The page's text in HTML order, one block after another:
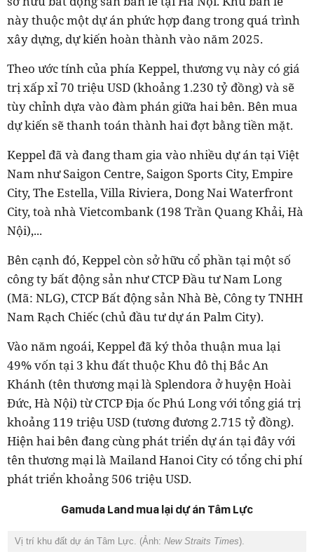
này thuộc một dự án phức hợp đang trong quá trình
xây dựng, dự kiến hoàn thành vào năm 2025.
Theo ước tính của phía Keppel, thương vụ này có giá
trị xấp xỉ 70 triệu USD (khoảng 1.230 tỷ đồng) và sẽ
tùy chỉnh dựa vào đàm phán giữa hai bên. Bên mua
dự kiến sẽ thanh toán thành hai đợt bằng tiền mặt.
Keppel đã và đang tham gia vào nhiều dự án tại Việt
Nam như Saigon Centre, Saigon Sports City, Empire
City, The Estella, Villa Riviera, Dong Nai Waterfront
City, toà nhà Vietcombank (198 Trần Quang Khải, Hà
Nội),...
Bên cạnh đó, Keppel còn sở hữu cổ phần tại một số
công ty bất động sản như CTCP Đầu tư Nam Long
(Mã: NLG), CTCP Bất động sản Nhà Bè, Công ty TNHH
Nam Rạch Chiếc (chủ đầu tư dự án Palm City).
Vào năm ngoái, Keppel đã ký thỏa thuận mua lại
49% vốn tại 3 khu đất thuộc Khu đô thị Bắc An
Khánh (tên thương mại là Splendora ở huyện Hoài
Đức, Hà Nội) từ CTCP Địa ốc Phú Long với tổng giá trị
khoảng 119 triệu USD (tương đương 2.715 tỷ đồng).
Hiện hai bên đang cùng phát triển dự án tại đây với
tên thương mại là Mailand Hanoi City có tổng chi phí
phát triển khoảng 506 triệu USD.
Gamuda Land mua lại dự án Tâm Lực
Vị trí khu đất dự án Tâm Lực. (Ảnh: New Straits Times).